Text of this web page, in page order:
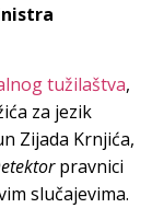
tužilaštva,
za jezik
Zijada Krnjića,
pravnici
slučajevima.